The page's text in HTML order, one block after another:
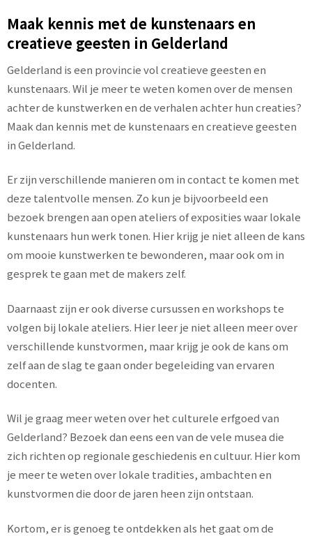
Maak kennis met de kunstenaars en
creatieve geesten in Gelderland
Gelderland is een provincie vol creatieve geesten en
kunstenaars. Wil je meer te weten komen over de mensen
achter de kunstwerken en de verhalen achter hun creaties?
Maak dan kennis met de kunstenaars en creatieve geesten
in Gelderland.
Er zijn verschillende manieren om in contact te komen met
deze talentvolle mensen. Zo kun je bijvoorbeeld een
bezoek brengen aan open ateliers of exposities waar lokale
kunstenaars hun werk tonen. Hier krijg je niet alleen de kans
om mooie kunstwerken te bewonderen, maar ook om in
gesprek te gaan met de makers zelf.
Daarnaast zijn er ook diverse cursussen en workshops te
volgen bij lokale ateliers. Hier leer je niet alleen meer over
verschillende kunstvormen, maar krijg je ook de kans om
zelf aan de slag te gaan onder begeleiding van ervaren
docenten.
Wil je graag meer weten over het culturele erfgoed van
Gelderland? Bezoek dan eens een van de vele musea die
zich richten op regionale geschiedenis en cultuur. Hier kom
je meer te weten over lokale tradities, ambachten en
kunstvormen die door de jaren heen zijn ontstaan.
Kortom, er is genoeg te ontdekken als het gaat om de